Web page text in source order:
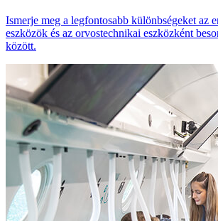
Ismerje meg a legfontosabb különbségeket az
eszközök és az orvostechnikai eszközként
között.